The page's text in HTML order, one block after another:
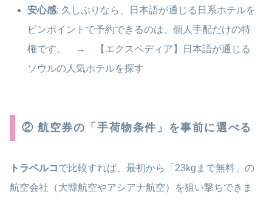
安心感: 久しぶりなら、日本語が通じる日系ホテルを
ピンポイントで予約できるのは、個人手配だけの特
権です。 → 【エクスペディア】日本語が通じる
ソウルの人気ホテルを探す
② 航空券の「手荷物条件」を事前に選べる
トラベルコで比較すれば、最初から「23kgまで無料」の
航空会社（大韓航空やアシアナ航空）を狙い撃ちできま